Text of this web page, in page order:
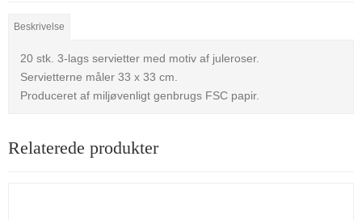
Beskrivelse
20 stk. 3-lags servietter med motiv af juleroser.
Servietterne måler 33 x 33 cm.
Produceret af miljøvenligt genbrugs FSC papir.
Relaterede produkter